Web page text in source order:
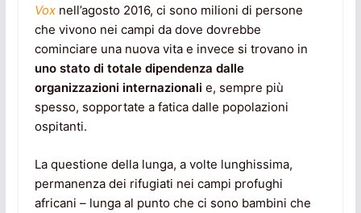
Voxnell’agosto 2016, ci sono milioni di persone
che vivono nei campi da dove dovrebbe
cominciare una nuova vita e invece si trovano in
uno stato di totale dipendenza dalle
organizzazioni internazionali e, sempre più
spesso, sopportate a fatica dalle popolazioni
ospitanti.
La questione della lunga, a volte lunghissima,
permanenza dei rifugiati nei campi profughi
africani – lunga al punto che ci sono bambini che